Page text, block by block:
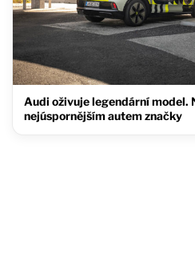
Audi oživuje legendární model.
nejúspornějším autem značky